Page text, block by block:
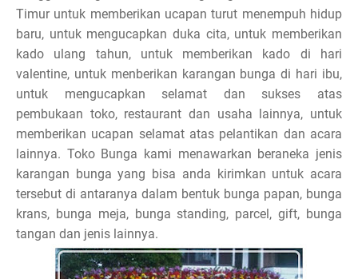
Timur untuk memberikan ucapan turut menempuh hidup
baru, untuk mengucapkan duka cita, untuk memberikan
kado ulang tahun, untuk memberikan kado di hari
valentine, untuk menberikan karangan bunga di hari ibu,
untuk mengucapkan selamat dan sukses atas
pembukaan toko, restaurant dan usaha lainnya, untuk
memberikan ucapan selamat atas pelantikan dan acara
lainnya. Toko Bunga kami menawarkan beraneka jenis
karangan bunga yang bisa anda kirimkan untuk acara
tersebut di antaranya dalam bentuk bunga papan, bunga
krans, bunga meja, bunga standing, parcel, gift, bunga
tangan dan jenis lainnya.